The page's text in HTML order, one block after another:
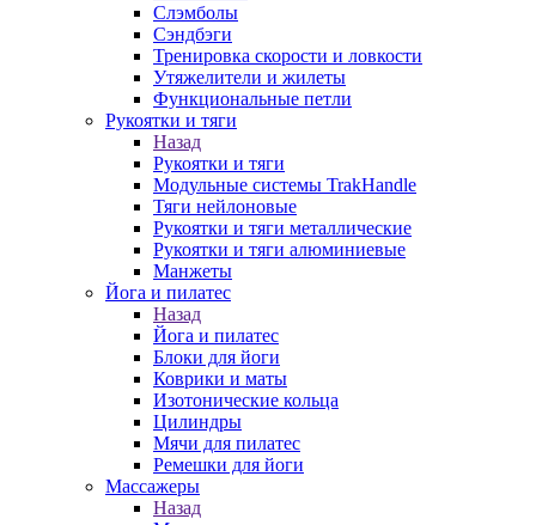
Слэмболы
Сэндбэги
Тренировка скорости и ловкости
Утяжелители и жилеты
Функциональные петли
Рукоятки и тяги
Назад
Рукоятки и тяги
Модульные системы TrakHandle
Тяги нейлоновые
Рукоятки и тяги металлические
Рукоятки и тяги алюминиевые
Манжеты
Йога и пилатес
Назад
Йога и пилатес
Блоки для йоги
Коврики и маты
Изотонические кольца
Цилиндры
Мячи для пилатес
Ремешки для йоги
Массажеры
Назад